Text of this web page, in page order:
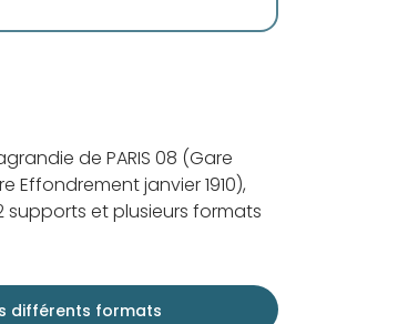
de PARIS 08 (Gare
Effondrement janvier 1910),
supports et plusieurs formats
différents formats